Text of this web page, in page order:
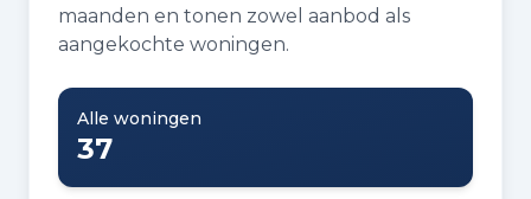
maanden en tonen zowel aanbod als
aangekochte woningen.
Alle woningen
37